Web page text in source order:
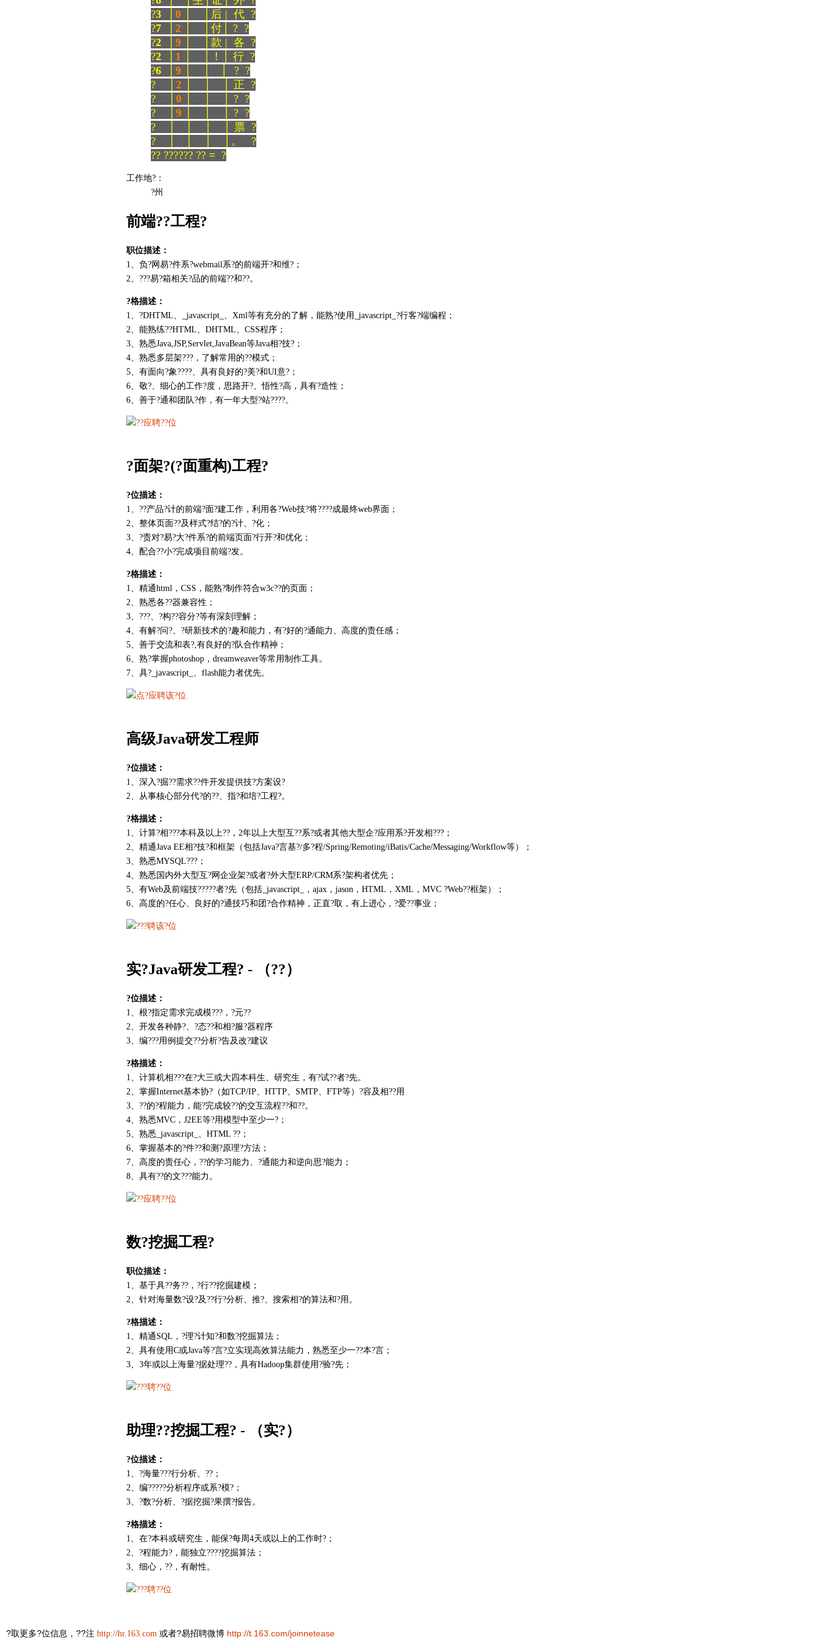
?3 0
│ │后 | 代 ?
?7 2
│ │付│ ? ?
?2 9
│ │款 | 各 ?
?2 1
│ │！│ 行 ?
?6 9 │ │ │ ? ?
? │ 2
│ │ │ 正 ?
? │ 0
│ │ │ ? ?
? │ 9
│ │ │ ? ?
? │ │ │ │ 票 ?
? │ │ │ │。 ?
?? ?????? ?? = ?
工作地?：
?州
前端??工程?
职位描述：
1、负?网易?件系?webmail系?的前端开?和维?；
2、???易?箱相关?品的前端??和??。
?格描述：
1、?DHTML、_javascript_、Xml等有充分的了解，能熟?使用_javascript_?行客?端编程；
2、能熟练??HTML、DHTML、CSS程序；
3、熟悉Java,JSP,Servlet,JavaBean等Java相?技?；
4、熟悉多层架???，了解常用的??模式；
5、有面向?象????、具有良好的?美?和UI意?；
6、敬?、细心的工作?度，思路开?、悟性?高，具有?造性；
6、善于?通和团队?作，有一年大型?站????。
?面架?(?面重构)工程?
?位描述：
1、??产品?计的前端?面?建工作，利用各?Web技?将????成最终web界面；
2、整体页面??及样式?结?的?计、?化；
3、?责对?易?大?件系?的前端页面?行开?和优化；
4、配合??小?完成项目前端?发。
?格描述：
1、精通html，CSS，能熟?制作符合w3c??的页面；
2、熟悉各??器兼容性；
3、???、?构??容分?等有深刻理解；
4、有解?问?、?研新技术的?趣和能力，有?好的?通能力、高度的责任感；
5、善于交流和表?,有良好的?队合作精神；
6、熟?掌握photoshop，dreamweaver等常用制作工具。
7、具?_javascript_、flash能力者优先。
高级Java研发工程师
?位描述：
1、深入?掘??需求??件开发提供技?方案设?
2、从事核心部分代?的??、指?和培?工程?。
?格描述：
1、计算?相???本科及以上??，2年以上大型互??系?或者其他大型企?应用系?开发相???；
2、精通Java EE相?技?和框架（包括Java?言基?/多?程/Spring/Remoting/iBatis/Cache/Messaging/Workflow等）；
3、熟悉MYSQL???；
4、熟悉国内外大型互?网企业架?或者?外大型ERP/CRM系?架构者优先；
5、有Web及前端技?????者?先（包括_javascript_，ajax，jason，HTML，XML，MVC ?Web??框架）；
6、高度的?任心、良好的?通技巧和团?合作精神，正直?取，有上进心，?爱??事业；
实?Java研发工程? - （??）
?位描述：
1、根?指定需求完成模???，?元??
2、开发各种静?、?态??和相?服?器程序
3、编???用例提交??分析?告及改?建议
?格描述：
1、计算机相???在?大三或大四本科生、研究生，有?试??者?先。
2、掌握Internet基本协?（如TCP/IP、HTTP、SMTP、FTP等）?容及相??用
3、??的?程能力，能?完成较??的交互流程??和??。
4、熟悉MVC，J2EE等?用模型中至少一?；
5、熟悉_javascript_、HTML ??；
6、掌握基本的?件??和测?原理?方法；
7、高度的责任心，??的学习能力、?通能力和逆向思?能力；
8、具有??的文???能力。
数?挖掘工程?
职位描述：
1、基于具??务??，?行??挖掘建模；
2、针对海量数?设?及??行?分析、推?、搜索相?的算法和?用。
?格描述：
1、精通SQL，?理?计知?和数?挖掘算法；
2、具有使用C或Java等?言?立实现高效算法能力，熟悉至少一??本?言；
3、3年或以上海量?据处理??，具有Hadoop集群使用?验?先；
助理??挖掘工程? - （实?）
?位描述：
1、?海量???行分析、??；
2、编?????分析程序或系?模?；
3、?数?分析、?据挖掘?果撰?报告。
?格描述：
1、在?本科或研究生，能保?每周4天或以上的工作时?；
2、?程能力?，能独立????挖掘算法；
3、细心，??，有耐性。
?取更多?位信息，??注 http://hr.163.com 或者?易招聘微博 http://t.163.com/joinnetease